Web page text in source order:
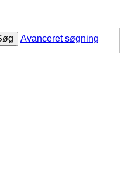
Avanceret søgning